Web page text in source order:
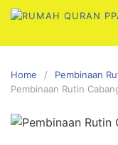
Skip
content
Home
Pembinaan
Pembinaan Rutin